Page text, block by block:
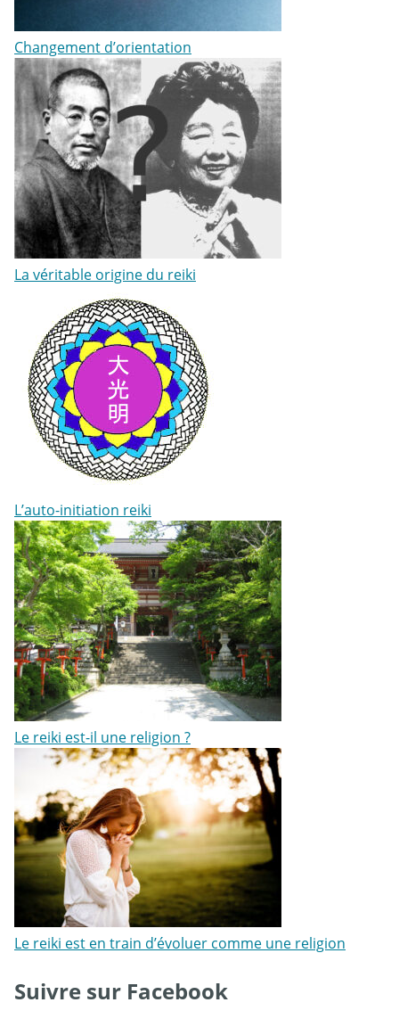
Changement d’orientation
La véritable origine du reiki
L’auto-initiation reiki
Le reiki est-il une religion ?
Le reiki est en train d’évoluer comme une religion
Suivre sur Facebook